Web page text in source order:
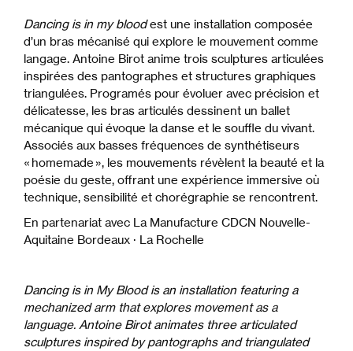
Dancing is in my bloodest une installation composée
d’un bras mécanisé qui explore le mouvement comme
langage. Antoine Birot anime trois sculptures articulées
inspirées des pantographes et structures graphiques
triangulées. Programés pour évoluer avec précision et
délicatesse, les bras articulés dessinent un ballet
mécanique qui évoque la danse et le souffle du vivant.
Associés aux basses fréquences de synthétiseurs
« homemade », les mouvements révèlent la beauté et la
poésie du geste, offrant une expérience immersive où
technique, sensibilité et chorégraphie se rencontrent.
En partenariat avec La Manufacture CDCN Nouvelle-
Aquitaine Bordeaux · La Rochelle
Dancing is in My Blood is an installation featuring a
mechanized arm that explores movement as a
language. Antoine Birot animates three articulated
sculptures inspired by pantographs and triangulated